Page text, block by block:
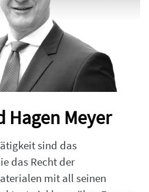
Hagen Meyer
sind das
das Recht der
mit all seinen